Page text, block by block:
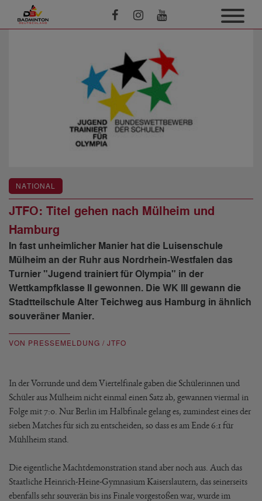
NATIONAL
JTFO: Titel gehen nach Mülheim und
Hamburg
In fast unheimlicher Manier hat die Luisenschule
Mülheim an der Ruhr aus Nordrhein-Westfalen das
Turnier "Jugend trainiert für Olympia" in der
Wettkampfklasse II gewonnen. Die WK III gewann die
Stadtteilschule Alter Teichweg aus Hamburg in ähnlich
souveräner Manier.
VON PRESSEMELDUNG / JTFO
In der Vorrunde und dem Viertelfinale gaben die Schülerinnen und
Schüler aus Mülheim nicht einmal einen Satz ab, gewannen viermal in
Folge mit 7:0. Nur Berlin im Halbfinale gelang es, zumindest eines der
sieben Matches für sich zu entscheiden, so dass es am Ende 6:1 für
Mühlheim stand.
Die eigentliche Machtdemonstration stand aber noch aus. Auch das
Staatliche Heinrich-Heine-Gymnasium Kaiserslautern, das seinerseits
ebenfalls sehr souverän bis ins Finale vorgestoßen war, wurde im